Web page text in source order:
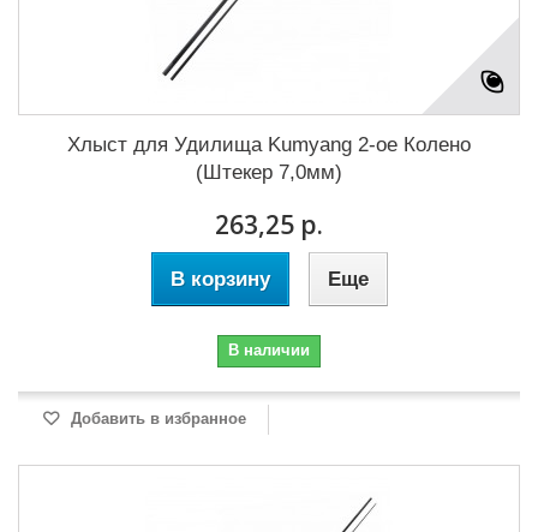
Хлыст для Удилища Kumyang 2-ое Колено
(Штекер 7,0мм)
263,25 р.
В корзину Еще
В наличии
Добавить в избранное